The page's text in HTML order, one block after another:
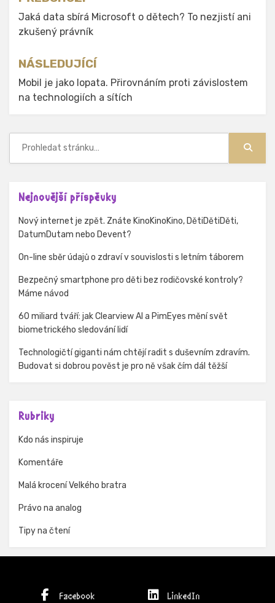
pro
příspěvek
Jaká data sbírá Microsoft o dětech? To nezjistí ani
zkušený právník
NÁSLEDUJÍCÍ
Mobil je jako lopata. Přirovnáním proti závislostem
na technologiích a sítích
Nejnovější příspěvky
Nový internet je zpět. Znáte KinoKinoKino, DětiDětiDěti,
DatumDutam nebo Devent?
On-line sběr údajů o zdraví v souvislosti s letním táborem
Bezpečný smartphone pro děti bez rodičovské kontroly?
Máme návod
60 miliard tváří: jak Clearview AI a PimEyes mění svět
biometrického sledování lidí
Technologičtí giganti nám chtějí radit s duševním zdravím.
Budovat si dobrou pověst je pro ně však čím dál těžší
Rubriky
Kdo nás inspiruje
Komentáře
Malá krocení Velkého bratra
Právo na analog
Tipy na čtení
Facebook LinkedIn